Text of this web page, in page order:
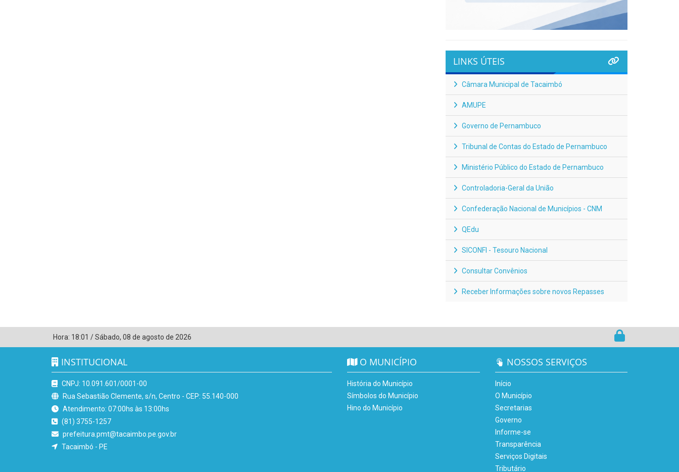
LINKS ÚTEIS
Câmara Municipal de Tacaimbó
AMUPE
Governo de Pernambuco
Tribunal de Contas do Estado de Pernambuco
Ministério Público do Estado de Pernambuco
Controladoria-Geral da União
Confederação Nacional de Municípios - CNM
QEdu
SICONFI - Tesouro Nacional
Consultar Convênios
Receber Informações sobre novos Repasses
Hora: 18:01 /Sábado, 08 de agosto de 2026
INSTITUCIONAL
CNPJ: 10.091.601/0001-00
Rua Sebastião Clemente, s/n, Centro - CEP: 55.140-000
Atendimento: 07:00hs às 13:00hs
(81) 3755-1257
prefeitura.pmt@tacaimbo.pe.gov.br
Tacaimbó - PE
O MUNICÍPIO
História do Município
Símbolos do Município
Hino do Município
NOSSOS SERVIÇOS
Início
O Município
Secretarias
Governo
Informe-se
Transparência
Serviços Digitais
Tributário